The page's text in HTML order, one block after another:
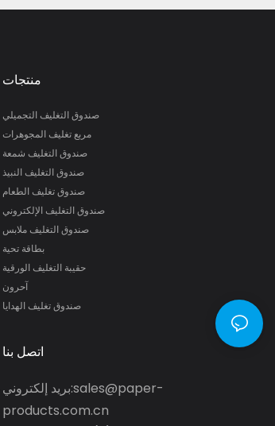
منتجات
صندوق التغليف التجميلي
مربع تغليف المجوهرات
صندوق التغليف شمعة
صندوق التغليف النبيذ
صندوق تغليف الطعام
صندوق التغليف الإلكتروني
صندوق التغليف ملابس
بطاقة تحية
حقيبة التغليف الورقية
آحرون
صندوق تغليف الهدايا
اتصل بنا
بريد إلكتروني:sales@paper-
products.com.cn